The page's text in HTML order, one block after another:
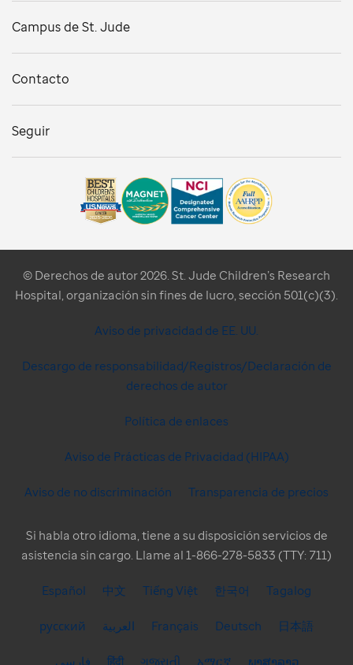
Campus de St. Jude
Contacto
Seguir
© Derechos de autor 2026. St. Jude Children’s Research
Hospital, organización sin fines de lucro, sección 501(c)(3).
Aviso de privacidad de EE. UU.
Descargo de responsabilidad/Registros/Declaración de
derechos de autor
Política de enlaces
Aviso de Prácticas de Privacidad (HIPAA)
Aviso de no discriminación Transparencia de precios
Si habla otro idioma, tiene a su disposición servicios de
asistencia sin cargo. Llame al 1-866-278-5833 (TTY: 711)
Español 中文 Tiếng Việt 한국어 Tagalog
русский العربية Français Deutsch 日本語
فارسی हिंदी ગુજરાતી አማርኛ ພາສາລາວ